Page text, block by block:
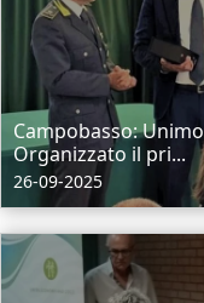
Campobasso:
Organizzato il pri...
26-09-2025